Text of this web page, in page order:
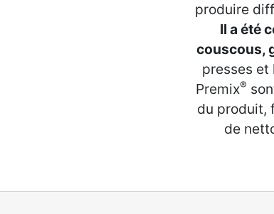
produire
Il a été
couscous,
presses
Premix®
du produit,
de